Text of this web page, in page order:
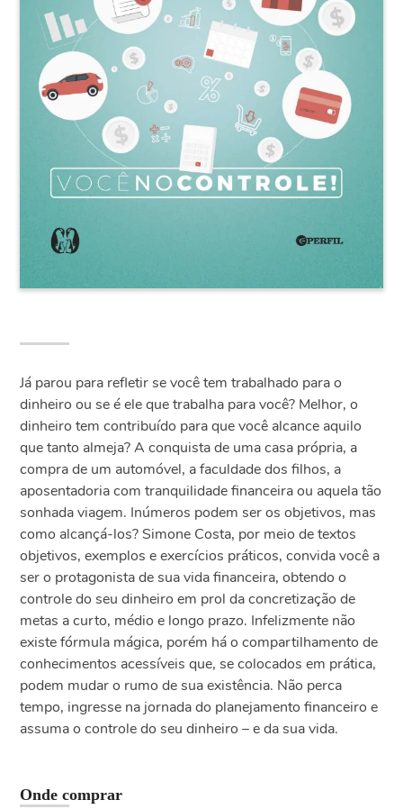
Já parou para refletir se você tem trabalhado para o
dinheiro ou se é ele que trabalha para você? Melhor, o
dinheiro tem contribuído para que você alcance aquilo
que tanto almeja? A conquista de uma casa própria, a
compra de um automóvel, a faculdade dos filhos, a
aposentadoria com tranquilidade financeira ou aquela tão
sonhada viagem. Inúmeros podem ser os objetivos, mas
como alcançá-los? Simone Costa, por meio de textos
objetivos, exemplos e exercícios práticos, convida você a
ser o protagonista de sua vida financeira, obtendo o
controle do seu dinheiro em prol da concretização de
metas a curto, médio e longo prazo. Infelizmente não
existe fórmula mágica, porém há o compartilhamento de
conhecimentos acessíveis que, se colocados em prática,
podem mudar o rumo de sua existência. Não perca
tempo, ingresse na jornada do planejamento financeiro e
assuma o controle do seu dinheiro – e da sua vida.
Onde comprar